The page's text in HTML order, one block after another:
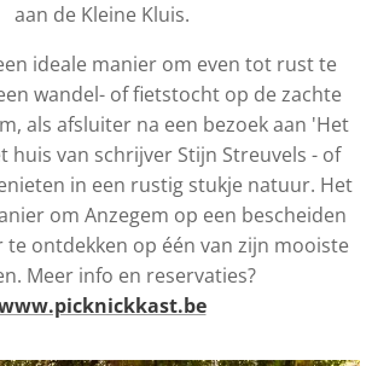
aan de Kleine Kluis.
ideale manier om even tot rust te
wandel- of fietstocht op de zachte
als afsluiter na een bezoek aan 'Het
huis van schrijver Stijn Streuvels - of
in een rustig stukje natuur. Het
om Anzegem op een bescheiden
ontdekken op één van zijn mooiste
Meer info en reservaties?